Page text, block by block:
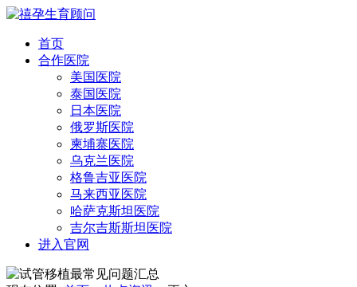
首页
合作医院
美国医院
泰国医院
日本医院
俄罗斯医院
柬埔寨医院
乌克兰医院
格鲁吉亚医院
马来西亚医院
哈萨克斯坦医院
吉尔吉斯斯坦医院
进入官网